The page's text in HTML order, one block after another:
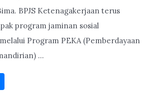
BPJS Ketenagakerjaan terus
program jaminan sosial
Program PEKA (Pemberdayaan
...